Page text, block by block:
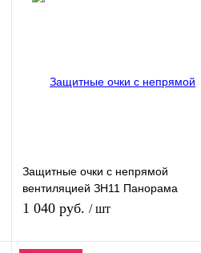
Защитные очки с непрямой
вентиляцией ЗН11 Панорама
Стронг Гласс (PANORAMA
1 040 руб. / шт